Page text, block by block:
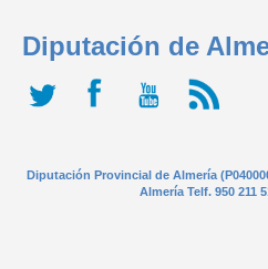
Diputación de
Diputación Provincial de Almería
Almería Telf. 950 211